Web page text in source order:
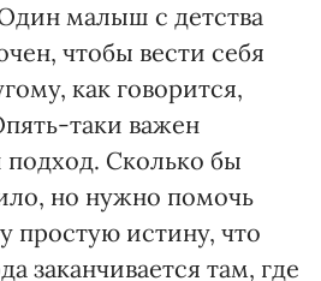
малыш с детства
чтобы вести себя
как говорится,
таки важен
Сколько бы
но нужно помочь
простую истину, что
заканчивается там, где